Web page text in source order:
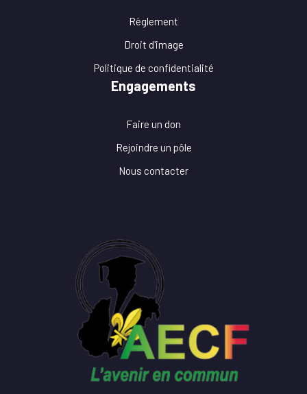
Règlement
Droit d'image
Politique de confidentialité
Engagements
Faire un don
Rejoindre un pôle
Nous contacter